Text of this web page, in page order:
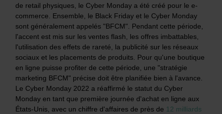
de retail physiques, le Cyber Monday a été créé pour le e-
commerce. Ensemble, le Black Friday et le Cyber Monday
sont généralement appelés "BFCM". Pendant cette période,
l'accent est mis sur les ventes flash, les offres imbattables,
l'utilisation des effets de rareté, la publicité sur les réseaux
sociaux et les placements de produits. Pour qu'une boutique
en ligne puisse profiter de cette période, une "stratégie
marketing BFCM" précise doit être planifiée bien à l'avance.
Le Cyber Monday 2022 a réaffirmé le statut du Cyber
Monday en tant que première journée d'achat en ligne aux
États-Unis, avec un chiffre d'affaires de près de 12 milliards